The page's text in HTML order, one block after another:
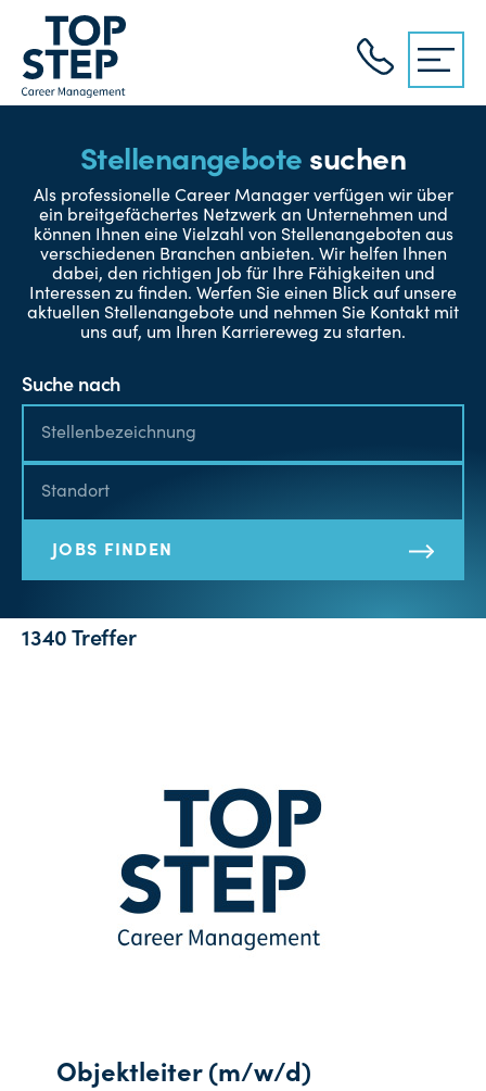
Stellenangebote suchen
Als professionelle Career Manager verfügen wir über
ein breitgefächertes Netzwerk an Unternehmen und
können Ihnen eine Vielzahl von Stellenangeboten aus
verschiedenen Branchen anbieten. Wir helfen Ihnen
dabei, den richtigen Job für Ihre Fähigkeiten und
Interessen zu finden. Werfen Sie einen Blick auf unsere
aktuellen Stellenangebote und nehmen Sie Kontakt mit
uns auf, um Ihren Karriereweg zu starten.
Suche nach
JOBS FINDEN
1340 Treffer
Objektleiter (m/w/d)